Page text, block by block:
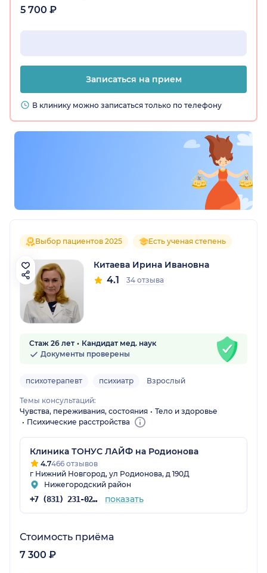
5 700 ₽
Записаться на прием
В клинику можно записаться только по телефону
Выбор пациентов 2025 Есть ученая степень
Китаева Ирина Ивановна
4.1 34 отзыва
Стаж 26 лет
Кандидат мед. наук
Документы проверены
психотерапевт психиатр Взрослый
Темы консультаций:
Чувства, переживания, состояния
Тело и здоровье
Психические расстройства
Клиника ТОНУС ЛАЙФ на Родионова
4.7466 отзывов
г Нижний Новгород, ул Родионова, д 190Д
Нижегородский район
+7 (831) 231-02-35 показать
Стоимость приёма
7 300 ₽